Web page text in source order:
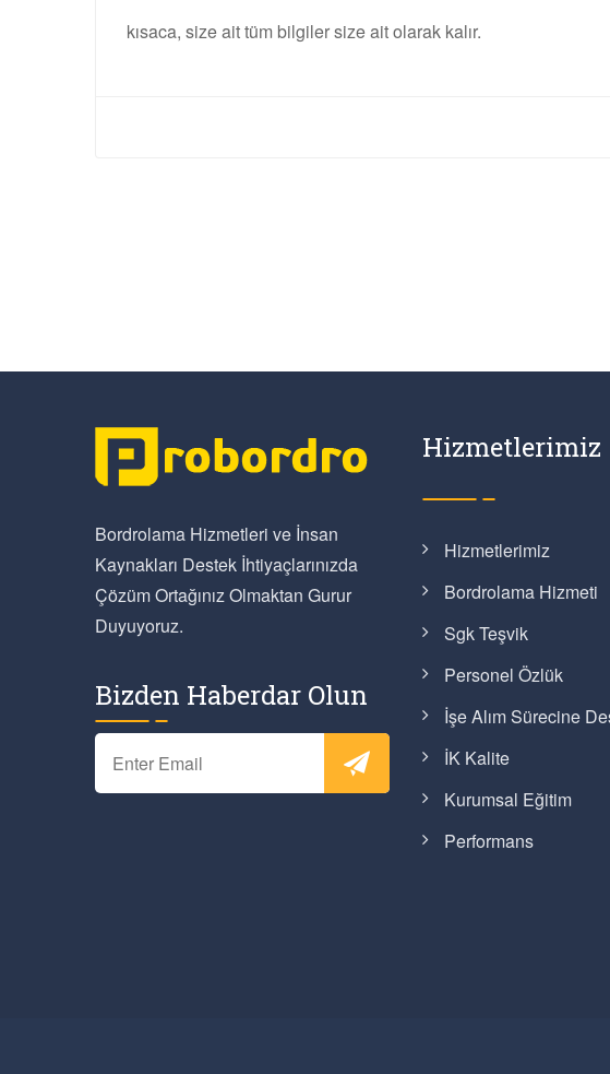
kısaca, size ait tüm bilgiler size ait olarak kalır.
Bordrolama Hizmetleri ve İnsan
Kaynakları Destek İhtiyaçlarınızda
Çözüm Ortağınız Olmaktan Gurur
Duyuyoruz.
Bizden Haberdar Olun
Hizmetlerimiz
Hizmetlerimiz
Bordrolama Hizmeti
Sgk Teşvik
Personel Özlük
İşe Alım Sürecine
İK Kalite
Kurumsal Eğitim
Performans